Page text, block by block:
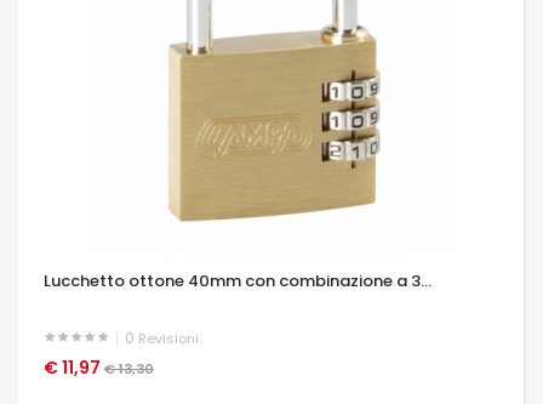
Lucchetto ottone 40mm con combinazione a 3...
0 Revisioni
€ 11,97 € 13,30
OCCHIATA VELOCE